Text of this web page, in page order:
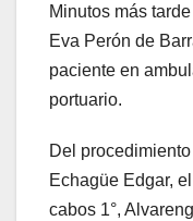
Minutos más
Eva Perón de
paciente en
portuario.
Del
Echagüe Edgar,
cabos 1°,